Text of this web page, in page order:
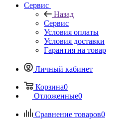
Сервис
Назад
Сервис
Условия оплаты
Условия доставки
Гарантия на товар
Личный кабинет
Корзина0
Отложенные0
Сравнение товаров0